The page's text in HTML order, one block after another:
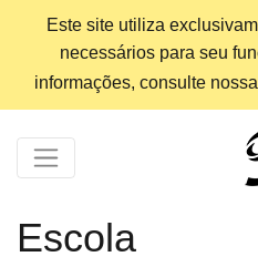
Este site utiliza
necessários para seu
informações, consulte nossa
Escola